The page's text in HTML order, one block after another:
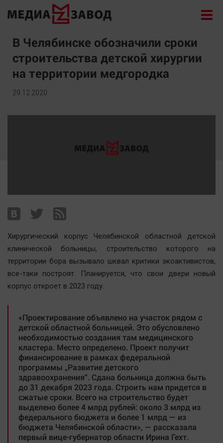
Новости
Экономика
Происшествия
Общество
Архив
Наша победа
Общество
Политика
Экономика
Происшествия
Здоровье
Культура
Курилка
Мнения
Спорт
Технологии
Отраслевые темы
Hедвижимость
Образование
В Челябинске обозначили сроки
строительства детской хирургии
на территории медгородка
29.12.2020
Хирургический корпус Челябинской областной детской
клинической больницы, строительство которого на
территории бора вызывало шквал критики экоактивистов,
все-таки построят. Планируется, что свои двери новый
корпус откроет в 2023 году.
«Проектирование объявлено на участок рядом с
детской областной больницей. Это обусловлено
необходимостью создания там медицинского
кластера. Место определено. Проект получит
финансирование в рамках федеральной
программы „Развитие детского
здравоохранения“. Сдана больница должна быть
до 31 декабря 2023 года. Строить нам придется в
сжатые сроки. Всего на строительство будет
выделено более 4 млрд рублей: около 3 млрд из
федерального бюджета и более 1 млрд — из
бюджета Челябинской области», — рассказала
первый вице-губернатор области Ирина Гехт.